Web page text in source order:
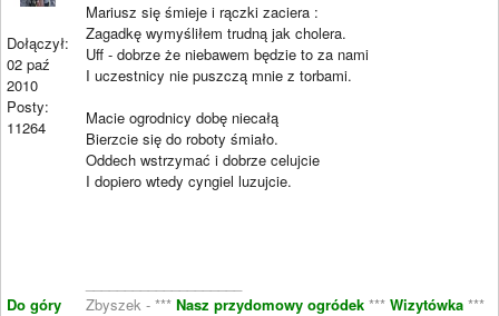
Dołączył:
02 paź
2010
Posty:
11264
Do góry
Mariusz się śmieje i rączki zaciera :
Zagadkę wymyśliłem trudną jak cholera.
Uff - dobrze że niebawem będzie to za nami
I uczestnicy nie puszczą mnie z torbami.
Macie ogrodnicy dobę niecałą
Bierzcie się do roboty śmiało.
Oddech wstrzymać i dobrze celujcie
I dopiero wtedy cyngiel luzujcie.
Zbyszek - *** Nasz przydomowy ogródek *** Wizytówka ***